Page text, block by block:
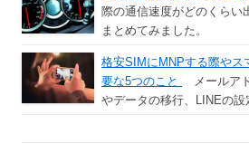
際の通信速度がどのくらい
まとめてみました。
格安SIMにMNPする際やス
要な5つのこと
メールア
やデータの移行、LINEの設